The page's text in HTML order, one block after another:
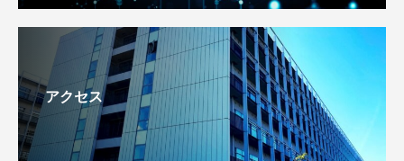
アクセス